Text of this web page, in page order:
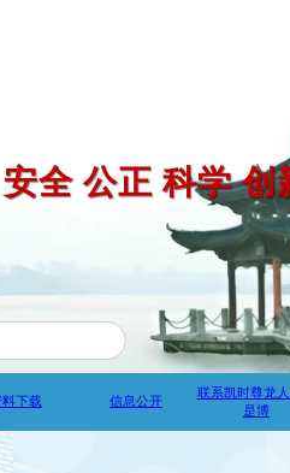
安全 公正 科学 创
料下载 信息公开
联系凯时尊龙
是博